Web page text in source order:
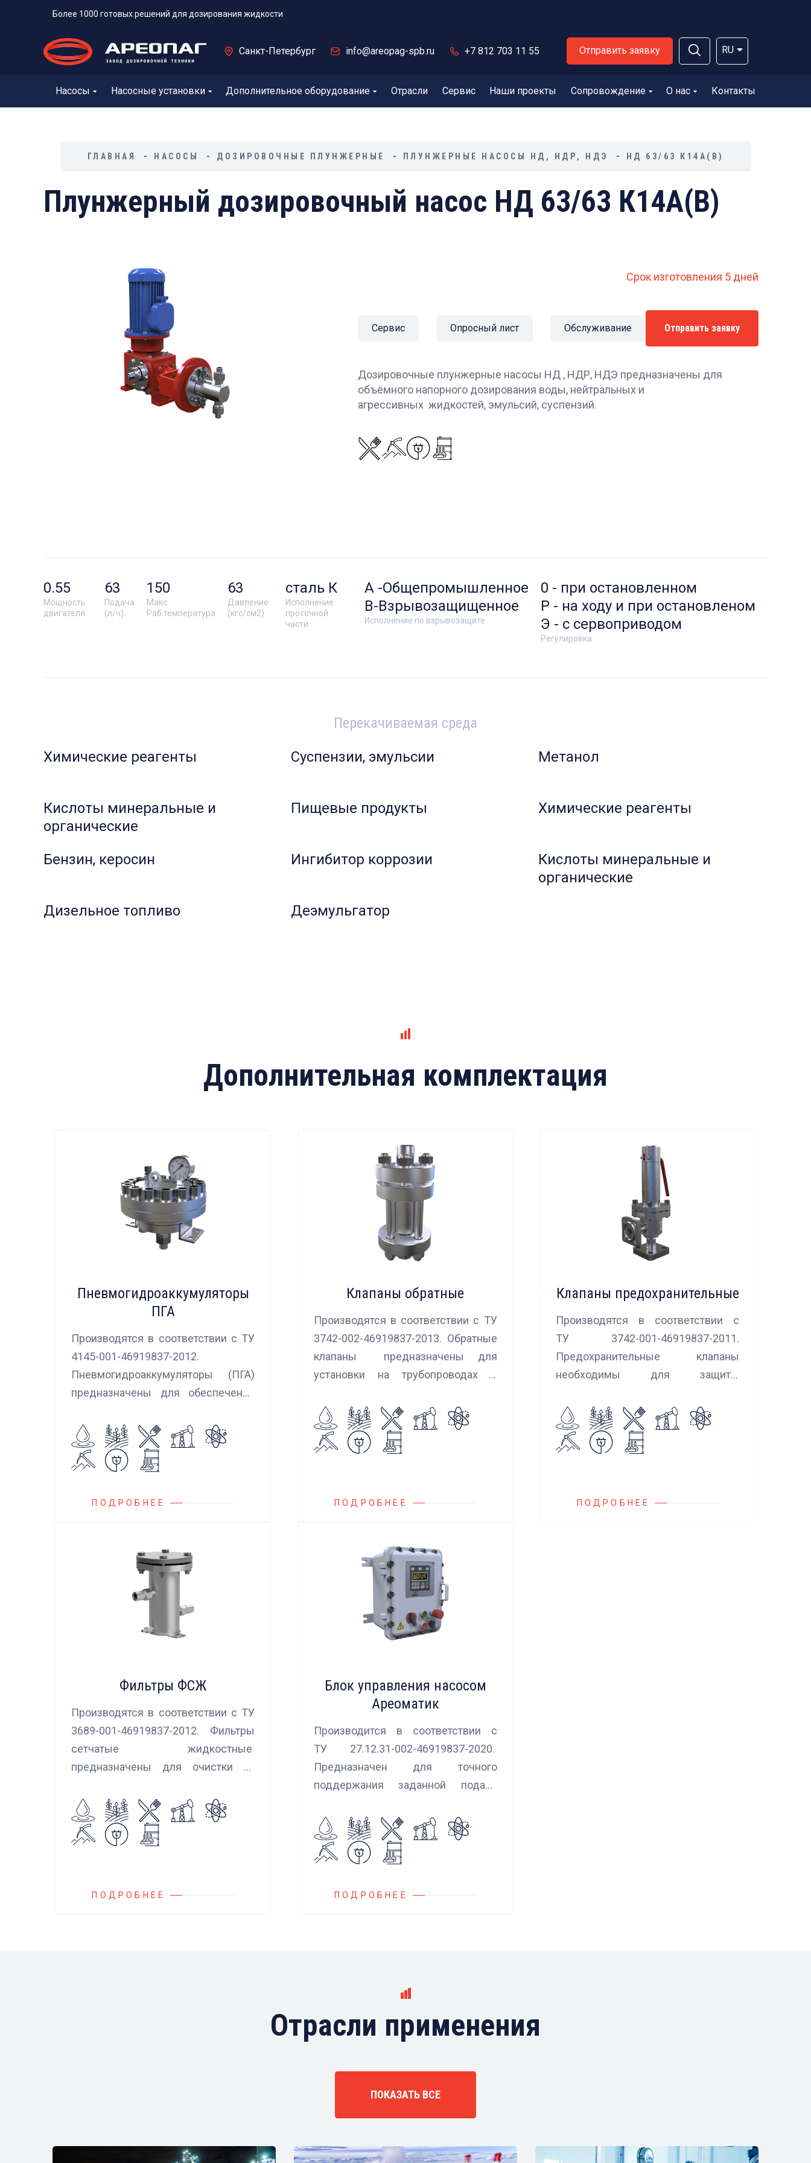
Более 1000 готовых решений для дозирования жидкости
Санкт-Петербург info@areopag-spb.ru +7 812 703 11 55 Отправить заявку RU
Насосы Насосные установки Дополнительное оборудование Отрасли Сервис Наши проекты Сопровождение О нас Контакты
ГЛАВНАЯ НАСОСЫ ДОЗИРОВОЧНЫЕ ПЛУНЖЕРНЫЕ ПЛУНЖЕРНЫЕ НАСОСЫ НД, НДР, НДЭ НД 63/63 К14А(В)
Плунжерный дозировочный насос НД 63/63 К14А(В)
Срок изготовления 5 дней
Сервис Опросный лист Обслуживание Отправить заявку
Дозировочные плунжерные насосы НД , НДР, НДЭ предназначены для
объёмного напорного дозирования воды, нейтральных и
агрессивных жидкостей, эмульсий, суспензий.
Мощность
двигателя
0.55
Подача
(л/ч)
63
Макс.
Раб.температура
150
Давление
(кгс/см2)
63
Исполнение
проточной
части
сталь К
Исполнение по взрывозащите
А -Общепромышленное
В-Взрывозащищенное
Регулировка
0 - при остановленном
Р - на ходу и при остановленом
Э - с сервоприводом
Перекачиваемая среда
Химические реагенты
Кислоты минеральные и
органические
Бензин, керосин
Дизельное топливо
Суспензии, эмульсии
Пищевые продукты
Ингибитор коррозии
Деэмульгатор
Метанол
Химические реагенты
Кислоты минеральные и
органические
Дополнительная комплектация
Пневмогидроаккумуляторы
ПГА
Производятся в соответствии с ТУ
4145-001-46919837-2012.
Пневмогидроаккумуляторы (ПГА)
предназначены для обеспечения
колебаний потока жидкости,
возникающих в гидравлических
системах.
ПОДРОБНЕЕ
Клапаны обратные
Производятся в соответствии с ТУ
3742-002-46919837-2013. Обратные
клапаны предназначены для
установки на трубопроводах с
потока нейтральных и агрессивных
жидкостей, эмульсий, суспензий и
пропуска их в прямом
ПОДРОБНЕЕ
Клапаны предохранительные
Производятся в соответствии с
ТУ 3742-001-46919837-2011.
Предохранительные клапаны
необходимы для защиты
случаях аварийного повышения
давления, путем сброса среды в
систему низкого давления.
ПОДРОБНЕЕ
Фильтры ФСЖ
Производятся в соответствии с ТУ
3689-001-46919837-2012. Фильтры
сетчатые жидкостные
предназначены для очистки от
агрессивных, токсичных и вредных
жидкостей, эмульсий и суспензий.
Фильтры устанавливаются
и установок.
ПОДРОБНЕЕ
Блок управления насосом
Ареоматик
Производится в соответствии с
ТУ 27.12.31-002-46919837-2020.
Предназначен для точного
поддержания заданной подачи
встроенных алгоритмов
управления.
Блок управления Ареоматик
российских и иностранных
ПОДРОБНЕЕ
Отрасли применения
ПОКАЗАТЬ ВСЕ